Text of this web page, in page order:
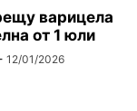
варицела
от 1 юли
12/01/2026